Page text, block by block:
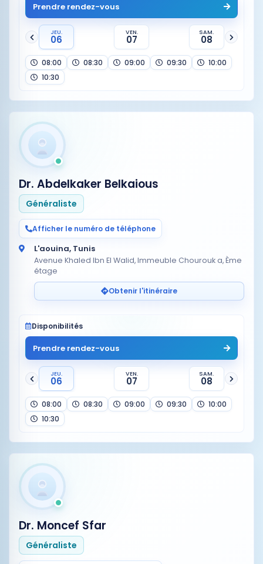
Prendre rendez-vous
JEU.
06
VEN.
07
SAM.
08
08:00 08:30 09:00 09:30
10:00
10:30
Dr. Abdelkaker Belkaious
Généraliste
Afficher le numéro de téléphone
L'aouina, Tunis
Avenue Khaled Ibn El Walid, Immeuble Chourouk a, Ème
étage
Obtenir l'itinéraire
Disponibilités
Prendre rendez-vous
JEU.
06
VEN.
07
SAM.
08
08:00 08:30 09:00 09:30
10:00
10:30
Dr. Moncef Sfar
Généraliste